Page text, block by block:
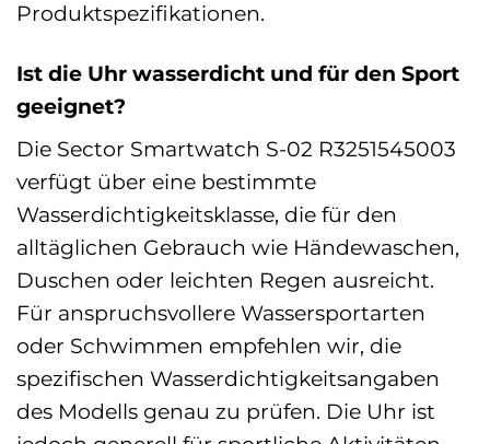
Produktspezifikationen.
Ist die Uhr wasserdicht und für den Sport
geeignet?
Die Sector Smartwatch S-02 R3251545003
verfügt über eine bestimmte
Wasserdichtigkeitsklasse, die für den
alltäglichen Gebrauch wie Händewaschen,
Duschen oder leichten Regen ausreicht.
Für anspruchsvollere Wassersportarten
oder Schwimmen empfehlen wir, die
spezifischen Wasserdichtigkeitsangaben
des Modells genau zu prüfen. Die Uhr ist